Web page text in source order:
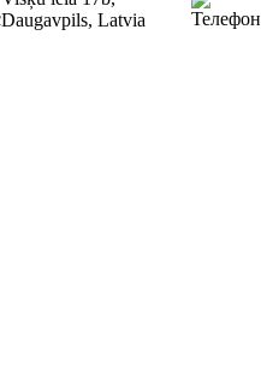
Daugavpils, Latvia